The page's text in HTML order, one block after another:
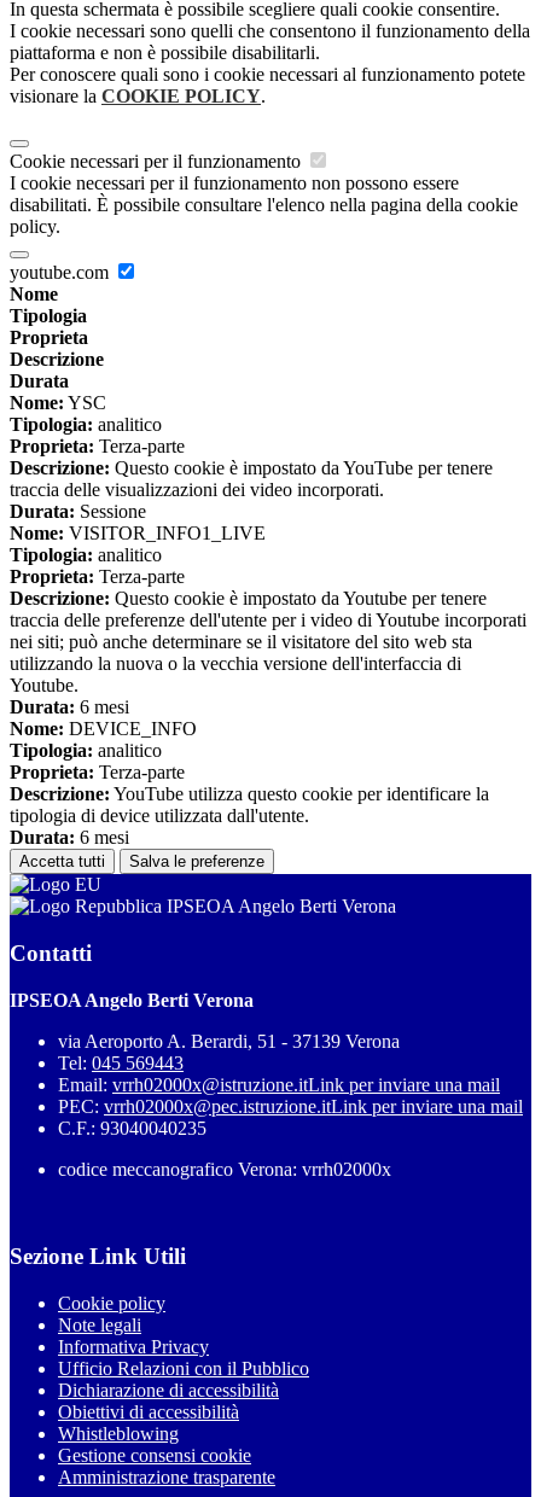
In questa schermata è possibile scegliere quali cookie consentire.
I cookie necessari sono quelli che consentono il funzionamento della
piattaforma e non è possibile disabilitarli.
Per conoscere quali sono i cookie necessari al funzionamento potete
visionare la COOKIE POLICY.
Cookie necessari per il funzionamento
I cookie necessari per il funzionamento non possono essere
disabilitati. È possibile consultare l'elenco nella pagina della cookie
policy.
youtube.com
Nome
Tipologia
Proprieta
Descrizione
Durata
Nome: YSC
Tipologia: analitico
Proprieta: Terza-parte
Descrizione: Questo cookie è impostato da YouTube per tenere
traccia delle visualizzazioni dei video incorporati.
Durata: Sessione
Nome: VISITOR_INFO1_LIVE
Tipologia: analitico
Proprieta: Terza-parte
Descrizione: Questo cookie è impostato da Youtube per tenere
traccia delle preferenze dell'utente per i video di Youtube incorporati
nei siti; può anche determinare se il visitatore del sito web sta
utilizzando la nuova o la vecchia versione dell'interfaccia di
Youtube.
Durata: 6 mesi
Nome: DEVICE_INFO
Tipologia: analitico
Proprieta: Terza-parte
Descrizione: YouTube utilizza questo cookie per identificare la
tipologia di device utilizzata dall'utente.
Durata: 6 mesi
Accetta tutti Salva le preferenze
IPSEOA Angelo Berti Verona
Contatti
IPSEOA Angelo Berti Verona
via Aeroporto A. Berardi, 51 - 37139 Verona
Tel: 045 569443
Email: vrrh02000x@istruzione.itLink per inviare una mail
PEC: vrrh02000x@pec.istruzione.itLink per inviare una mail
C.F.: 93040040235
codice meccanografico Verona: vrrh02000x
Sezione Link Utili
Cookie policy
Note legali
Informativa Privacy
Ufficio Relazioni con il Pubblico
Dichiarazione di accessibilità
Obiettivi di accessibilità
Whistleblowing
Gestione consensi cookie
Amministrazione trasparente